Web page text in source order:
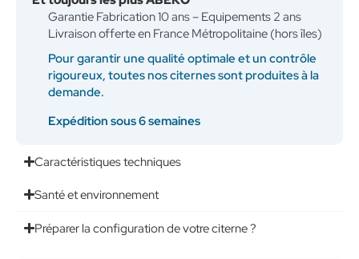
Garantie Fabrication 10 ans – Equipements 2 ans
Livraison offerte en France Métropolitaine (hors îles)
Pour garantir une qualité optimale et un contrôle
rigoureux, toutes nos citernes sont produites à la
demande.
Expédition sous 6 semaines
Caractéristiques techniques
Santé et environnement
Préparer la configuration de votre citerne ?